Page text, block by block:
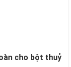
cho bột thuỷ